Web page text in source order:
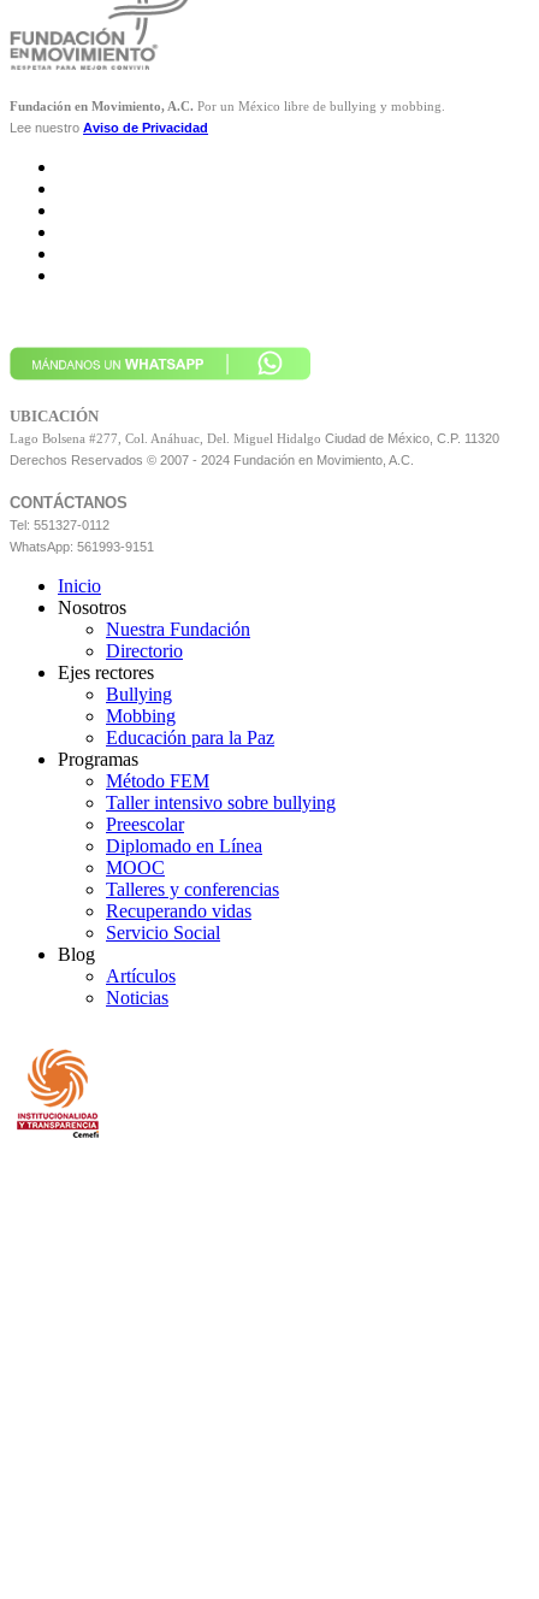
Fundación en Movimiento, A.C. Por un México libre de bullying y mobbing.
Lee nuestro Aviso de Privacidad
UBICACIÓN
Lago Bolsena #277, Col. Anáhuac, Del. Miguel Hidalgo Ciudad de México, C.P. 11320
Derechos Reservados © 2007 - 2024 Fundación en Movimiento, A.C.
CONTÁCTANOS
Tel: 551327-0112
WhatsApp: 561993-9151
Inicio
Nosotros
Nuestra Fundación
Directorio
Ejes rectores
Bullying
Mobbing
Educación para la Paz
Programas
Método FEM
Taller intensivo sobre bullying
Preescolar
Diplomado en Línea
MOOC
Talleres y conferencias
Recuperando vidas
Servicio Social
Blog
Artículos
Noticias